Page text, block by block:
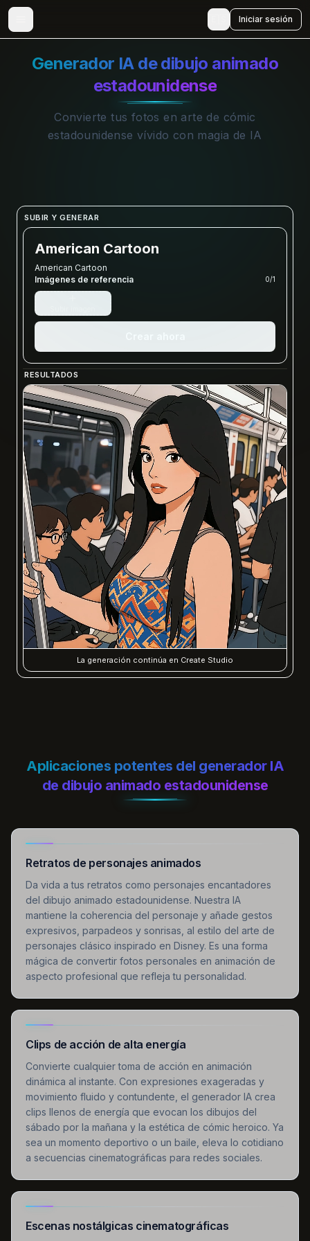
Iniciar sesión
Generador IA de dibujo animado
estadounidense
Convierte tus fotos en arte de cómic
estadounidense vívido con magia de IA
SUBIR Y GENERAR
American Cartoon
American Cartoon
Imágenes de referencia
0/1
RESULTADOS
La generación continúa en Create Studio
Aplicaciones potentes del generador IA
de dibujo animado estadounidense
Retratos de personajes animados
Da vida a tus retratos como personajes encantadores
del dibujo animado estadounidense. Nuestra IA
mantiene la coherencia del personaje y añade gestos
expresivos, parpadeos y sonrisas, al estilo del arte de
personajes clásico inspirado en Disney. Es una forma
mágica de convertir fotos personales en animación de
aspecto profesional que refleja tu personalidad.
Clips de acción de alta energía
Convierte cualquier toma de acción en animación
dinámica al instante. Con expresiones exageradas y
movimiento fluido y contundente, el generador IA crea
clips llenos de energía que evocan los dibujos del
sábado por la mañana y la estética de cómic heroico. Ya
sea un momento deportivo o un baile, eleva lo cotidiano
a secuencias cinematográficas para redes sociales.
Escenas nostálgicas cinematográficas